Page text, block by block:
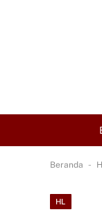
Beranda -
HL